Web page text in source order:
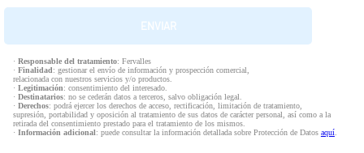
· Responsable del tratamiento: Fervalles
· Finalidad: gestionar el envío de información y prospección comercial,
relacionada con nuestros servicios y/o productos.
· Legitimación: consentimiento del interesado.
· Destinatarios: no se cederán datos a terceros, salvo obligación legal.
· Derechos: podrá ejercer los derechos de acceso, rectificación, limitación de tratamiento,
supresión, portabilidad y oposición al tratamiento de sus datos de carácter personal, así como a la
retirada del consentimiento prestado para el tratamiento de los mismos.
· Información adicional: puede consultar la información detallada sobre Protección de Datos aquí.